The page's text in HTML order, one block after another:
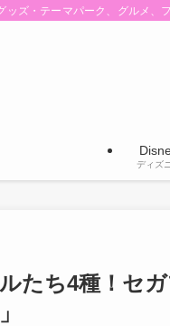
ッズ・テーマパーク、グルメ、
ディズ
たち4種！セ